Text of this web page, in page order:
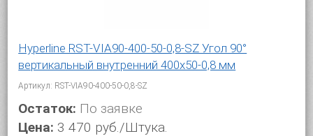
Hyperline RST-VIA90-400-50-0,8-SZ Угол 90°
вертикальный внутренний 400x50-0,8 мм
Артикул: RST-VIA90-400-50-0,8-SZ
Остаток: По заявке
Цена: 3 470 руб./Штука.